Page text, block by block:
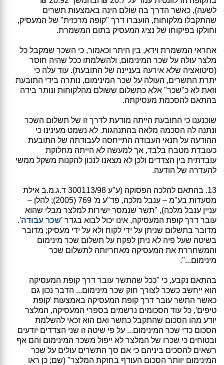
לשעה), כאשר הדרך בה שולם הינה באמצעות תשרים
שהתקבלו מלקוחות, הועברו דרך "קופה מרכזית" של המעסיק,
וחולקו בפיקוחו של נציג המעסיק בתום המשמרת.
אחראי המשמרת וידא, בין היתר וכאמור, כי השכר שמקבל כל
מלצר עולה על שכר המינימום, ולהשלמתו ככל שהיה חוסר
(סיטואציה שלא אירעה בעניינה של התובעת). עוד עלה כי
יתרת התשרים, העולה על שכר המינימום, נותרה בידי התובעת
וזאת לא כ"שכר" אלא כתשלום ששולם מהלקוחות ונותר בידה
בהתאם להסכמת מעסיקתה.
שוכנענו כי התובעת הייתה מודעת לדרך זו של תשלום השכר
ונתנה לה הסכמה מלאה בהתנהגות. לא נשמט מעינינו כי
ההודעה על תנאי העבודה התייחסה לעבודתה של התובעת
כעובדת מטבח בלבד, אך למעשה לא הייתה מחלוקת
עובדתית בין הצדדים ולכן לא מצאנו לנכון להקנות משקל ממשי
להעדרה של הודעה.
13. בהתאם להלכה הפסוקה (ע"ע 300113/98 ד.ג.מ.ב אילת
מסעדות בע"מ – ענבל מלכה, פד"ע מ' 769 (2005); להלן –
עניין ענבל מלכה), "תשר שנמסר ישירות למלצר מבלי שהוא
עובר דרך קופת המעסיקה, אינו יכול לבוא בגדר 'שכר עבודה'.
מדובר בתשלום שניתן על ידי לקוח ולא על ידי מעסיק; מדובר
בשיטה שעל פיה לא ניתן לפקח על תשלום שכר מינימום
והמשחררת את המעסיקה מאחריותה לתשלום שכר
מינימום...".
בהתאם נקבע, כי "ככל שהתשר עובר דרך קופת המעסיקה
הוא ייחשב כשכר לצורך חוק שכר מינימום... הדבר נכון גם
כאשר התשר עובר דרך קופת המעסיקה באמצעות 'קופת
טיפים', כל עוד הסכומים נרשמים בספרי המעסיקה, המלצר
יודע מהו הסכום שהתקבל כתשר ואם הוא זכאי להשלמת
הסכום כדי שכר המינימום... על פי שיטה זו שני הצדדים יודעים
ובטוחים כי שכרו של המלצר לא ייפול משכר המינימום והם אף
רשאים להסכים ביניהם כי אם סך התשרים עולים על שכר
המינימום יוותר הסכום העודף בחזקת המלצר" (שם; כן ראו